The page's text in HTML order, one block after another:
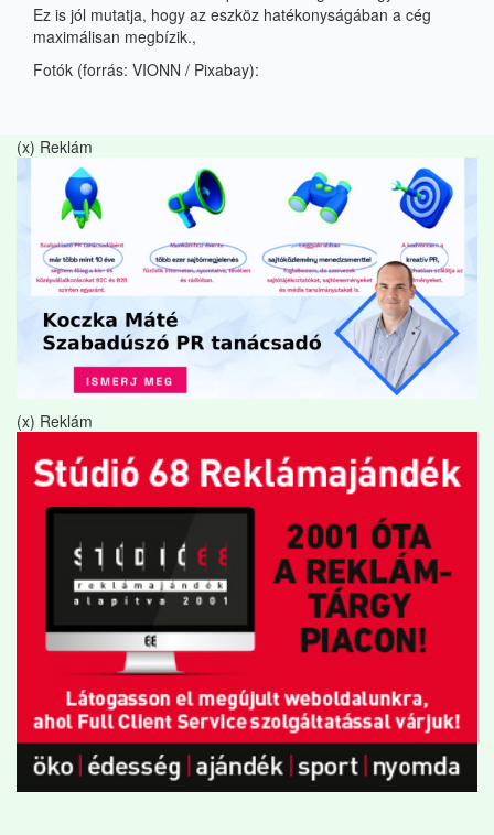
Ez is jól mutatja, hogy az eszköz hatékonyságában a cég
maximálisan megbízik.,
Fotók (forrás: VIONN / Pixabay):
(x) Reklám
(x) Reklám